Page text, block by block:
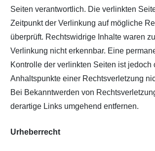
Seiten verantwortlich. Die verlinkten
Zeitpunkt der Verlinkung auf mögliche
überprüft. Rechtswidrige Inhalte waren
Verlinkung nicht erkennbar. Eine
Kontrolle der verlinkten Seiten ist jedoch
Anhaltspunkte einer Rechtsverletzung
Bei Bekanntwerden von
derartige Links umgehend entfernen.
Urheberrecht